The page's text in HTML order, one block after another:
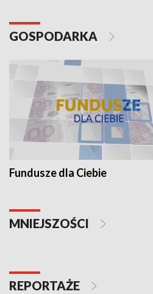
GOSPODARKA
Fundusze dla Ciebie
MNIEJSZOŚCI
REPORTAŻE